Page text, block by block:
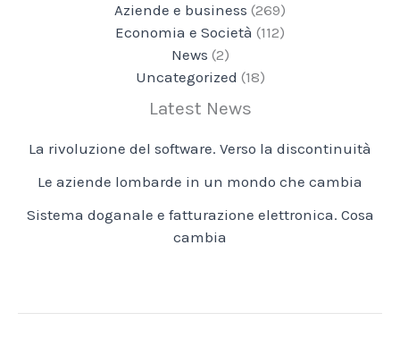
Aziende e business (269)
Economia e Società (112)
News (2)
Uncategorized (18)
Latest News
La rivoluzione del software. Verso la discontinuità
Le aziende lombarde in un mondo che cambia
Sistema doganale e fatturazione elettronica. Cosa
cambia